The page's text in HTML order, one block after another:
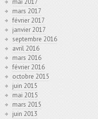
mai 2017
mars 2017
février 2017
janvier 2017
septembre 2016
avril 2016
mars 2016
février 2016
octobre 2015
juin 2015
mai 2015
mars 2015
juin 2013